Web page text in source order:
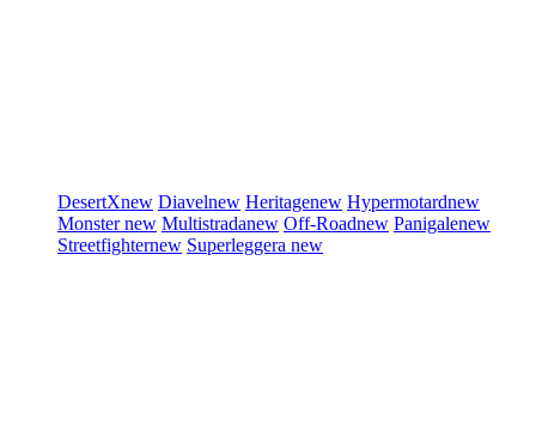
DesertXnew Diavelnew Heritagenew Hypermotardnew
Monsternew Multistradanew Off-Roadnew Panigalenew
Streetfighternew Superleggera new